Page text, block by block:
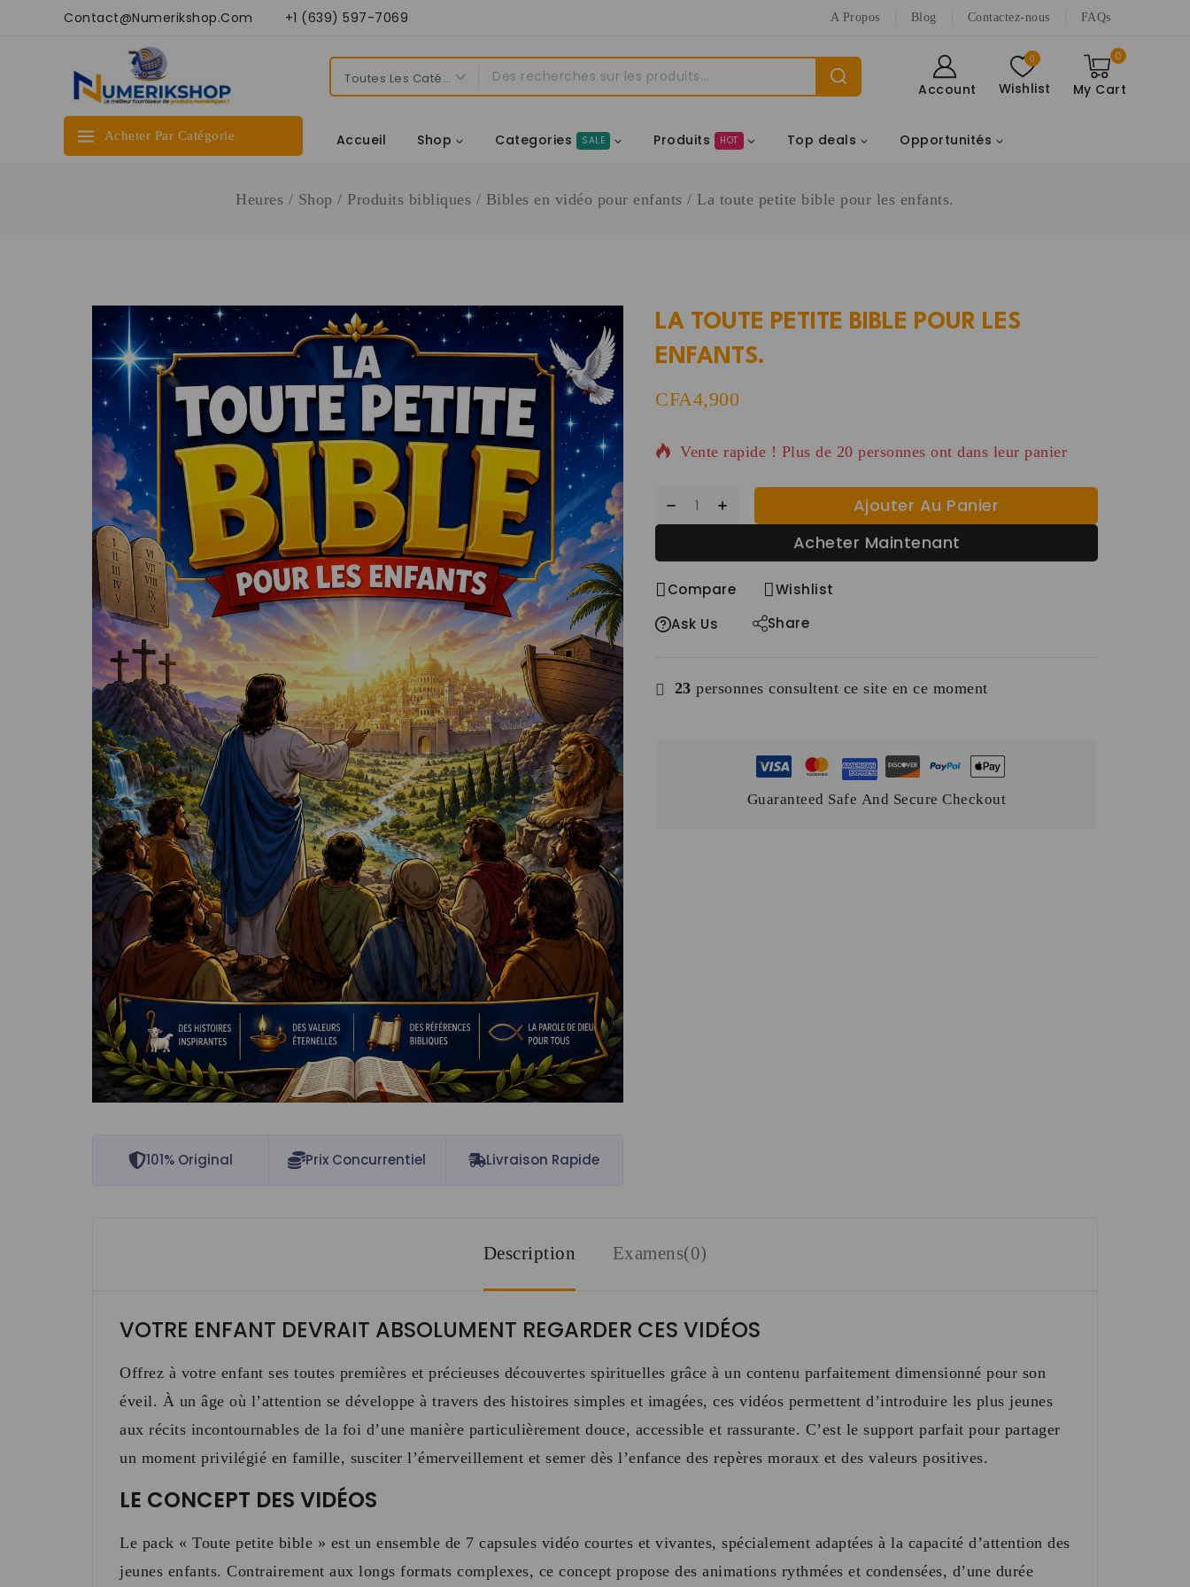
Contact@numerikshop.com +1 (639) 597-7069 A Propos Blog Contactez-nous FAQs
Account
0
Wishlist
0
My Cart
Acheter Par Catégorie Accueil Shop Categories SALE Produits HOT Top deals Opportunités
Heures / Shop / Produits bibliques / Bibles en vidéo pour enfants / La toute petite bible pour les enfants.
101% Original Prix Concurrentiel Livraison Rapide
LA TOUTE PETITE BIBLE POUR LES
ENFANTS.
CFA4,900
15 produits vendus au cours des dernières 9 heures
Vente rapide ! Plus de 20 personnes ont dans leur panier
Ajouter Au Panier
Acheter Maintenant
Compare
Wishlist
Ask Us
Share
23 personnes consultent ce site en ce moment
Guaranteed Safe And Secure Checkout
Description Examens(0)
VOTRE ENFANT DEVRAIT ABSOLUMENT REGARDER CES VIDÉOS
Offrez à votre enfant ses toutes premières et précieuses découvertes spirituelles grâce à un contenu parfaitement dimensionné pour son
éveil. À un âge où l’attention se développe à travers des histoires simples et imagées, ces vidéos permettent d’introduire les plus jeunes
aux récits incontournables de la foi d’une manière particulièrement douce, accessible et rassurante. C’est le support parfait pour partager
un moment privilégié en famille, susciter l’émerveillement et semer dès l’enfance des repères moraux et des valeurs positives.
LE CONCEPT DES VIDÉOS
Le pack « Toute petite bible » est un ensemble de 7 capsules vidéo courtes et vivantes, spécialement adaptées à la capacité d’attention des
jeunes enfants. Contrairement aux longs formats complexes, ce concept propose des animations rythmées et condensées, d’une durée